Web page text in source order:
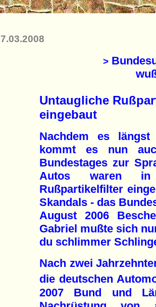
7.03.2008
>
Untaugliche
eingebaut
Nachdem es
kommt es nun
Bundestages zur
Autos waren in
Rußpartikelfilter
Skandals - das
August 2006
Gabriel mußte sich
du schlimmer
Nach zwei
die deutschen
2007 Bund und